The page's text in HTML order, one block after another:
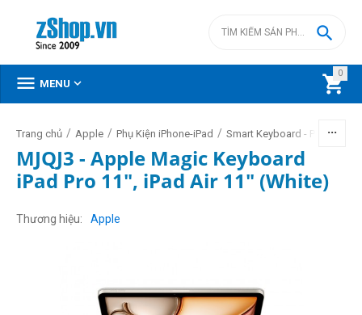
0


 MENU 
Trang chủ / Apple / Phụ Kiện iPhone-iPad / Smart Keyboard - Pencil
MJQJ3 - Apple Magic Keyboard
iPad Pro 11", iPad Air 11" (White)
Thương hiệu Apple